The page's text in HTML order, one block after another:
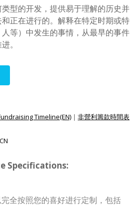
型的开发，提供易于理解的历史并
正在进行的。解释在特定时期或特
等）中发生的事情，从最早的事件
。
Timeline(EN) | 非營利籌款時間表
CN
Specifications:
全按照您的喜好进行定制，包括